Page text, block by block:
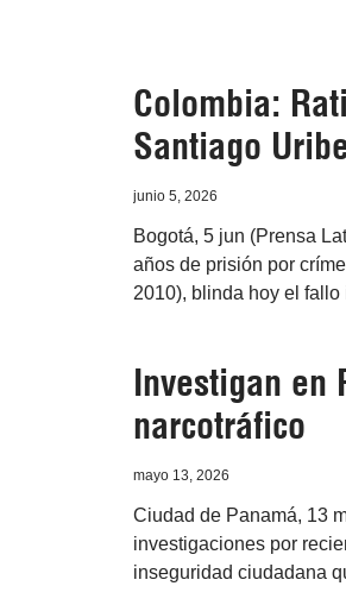
Colombia:
Santiago
junio 5, 2026
Bogotá, 5 jun (Prensa
años de prisión por
2010), blinda hoy el
Investigan en
narcotráfico
mayo 13, 2026
Ciudad de Panamá, 13
investigaciones por
inseguridad ciudadana